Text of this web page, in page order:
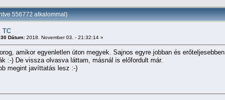
556772 alkalommal)
TC
Dátum: 2018. November 03. - 21:32:14 »
amikor egyenletlen úton megyek. Sajnos egyre jobban és erőteljesebben.
:-) De vissza olvasva láttam, másnál is előfordult már.
megint javíttatás lesz :-)